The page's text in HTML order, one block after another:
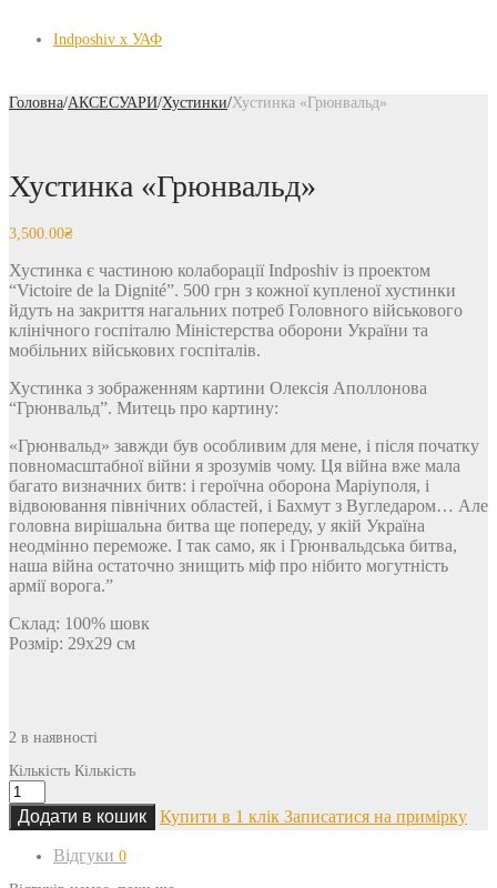
Indposhiv x УАФ
Головна/АКСЕСУАРИ/Хустинки/Хустинка «Грюнвальд»
Хустинка «Грюнвальд»
3,500.00₴
Хустинка є частиною колаборації Indposhiv із проектом
“Victoire de la Dignité”. 500 грн з кожної купленої хустинки
йдуть на закриття нагальних потреб Головного військового
клінічного госпіталю Міністерства оборони України та
мобільних військових госпіталів.
Хустинка з зображенням картини Олексія Аполлонова
“Грюнвальд”. Митець про картину:
«Грюнвальд» завжди був особливим для мене, і після початку
повномасштабної війни я зрозумів чому. Ця війна вже мала
багато визначних битв: і героїчна оборона Маріуполя, і
відвоювання північних областей, і Бахмут з Вугледаром… Але
головна вирішальна битва ще попереду, у якій Україна
неодмінно переможе. І так само, як і Грюнвальдська битва,
наша війна остаточно знищить міф про нібито могутність
армії ворога.”
Склад: 100% шовк
Розмір: 29х29 см
2 в наявності
Кількість Кількість
Додати в кошик Купити в 1 клік Записатися на примірку
Відгуки 0